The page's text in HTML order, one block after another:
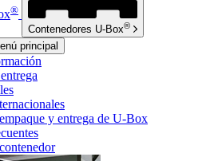
®
Contenedores U-Box®
principal
y entrega de U-Box